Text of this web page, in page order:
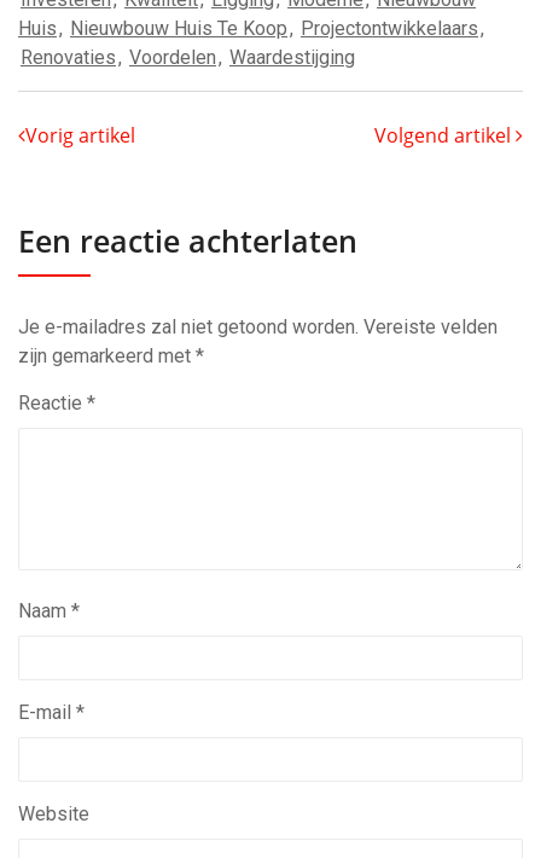
Huis, Nieuwbouw Huis Te Koop, Projectontwikkelaars,
Renovaties, Voordelen, Waardestijging
Vorig artikel Volgend artikel
Een reactie achterlaten
Je e-mailadres zal niet getoond worden. Vereiste velden
zijn gemarkeerd met *
Reactie *
Naam *
E-mail *
Website